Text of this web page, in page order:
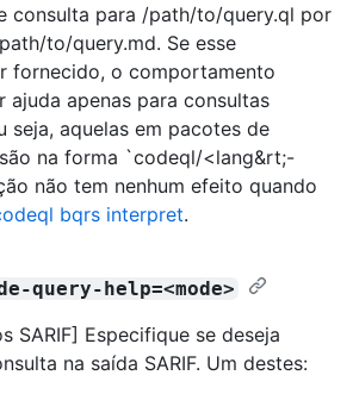
consulta para /path/to/query.ql por
to/query.md. Se esse
fornecido, o comportamento
ajuda apenas para consultas
seja, aquelas em pacotes de
na forma `codeql/<lang&rt;-
não tem nenhum efeito quando
bqrs interpret.
help=<mode>
SARIF] Especifique se deseja
na saída SARIF. Um destes: